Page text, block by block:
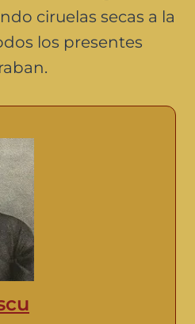
ciruelas secas a la
los presentes